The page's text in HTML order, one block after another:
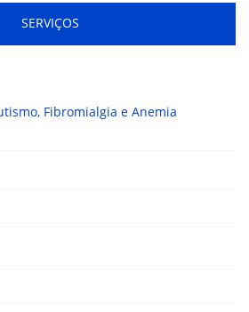
SERVIÇOS
Fibromialgia e Anemia